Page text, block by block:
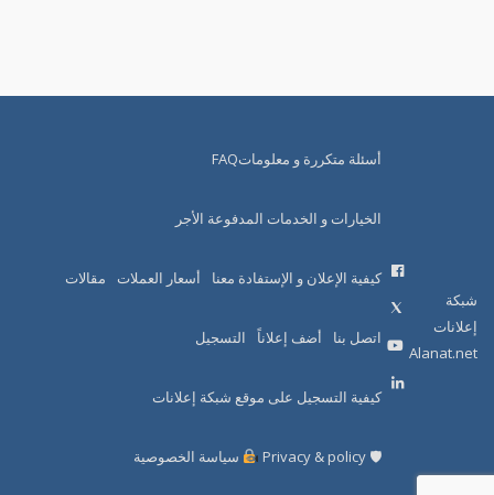
شبكة
إعلانات
Alanat.net
أسئلة متكررة و معلوماتFAQ
الخيارات و الخدمات المدفوعة الأجر
كيفية الإعلان و الإستفادة معنا أسعار العملات مقالات
اتصل بنا أضف إعلاناً التسجيل
كيفية التسجيل على موقع شبكة إعلانات
🛡 Privacy & policy سياسة الخصوصية